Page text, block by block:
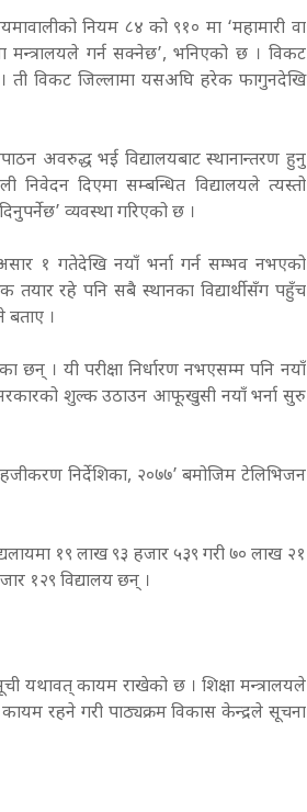
नियम ८४ को ९१० मा ‘महामारी वा
मन्त्रालयले गर्न सक्नेछ’, भनिएको छ । विकट
। ती विकट जिल्लामा यसअघि हरेक फागुनदेखि
अवरुद्ध भई विद्यालयबाट स्थानान्तरण हुनु
निवेदन दिएमा सम्बन्धित विद्यालयले त्यस्तो
व्यवस्था गरिएको छ ।
१ गतेदेखि नयाँ भर्ना गर्न सम्भव नभएको
तयार रहे पनि सबै स्थानका विद्यार्थीसँग पहुँच
बताए ।
छन् । यी परीक्षा निर्धारण नभएसम्म पनि नयाँ
सरकारको शुल्क उठाउन आफूखुसी नयाँ भर्ना सुरु
निर्देशिका, २०७७’ बमोजिम टेलिभिजन
१९ लाख ९३ हजार ५३९ गरी ७० लाख २१
१२९ विद्यालय छन् ।
यथावत् कायम राखेको छ । शिक्षा मन्त्रालयले
रहने गरी पाठ्यक्रम विकास केन्द्रले सूचना